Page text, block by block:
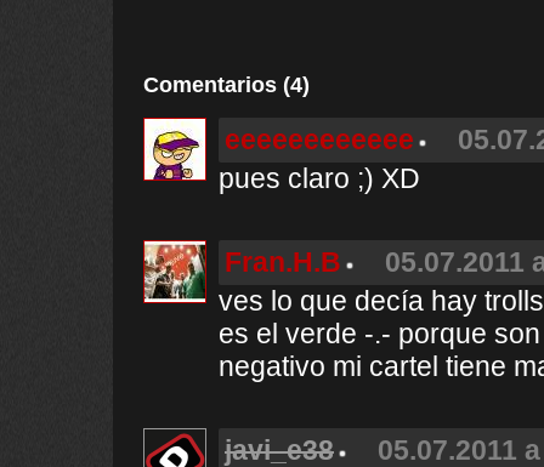
Comentarios (4)
eeeeeeeeeeee
pues claro ;) XD
Fran.H.B
05.07.2011
ves lo que decía hay
es el verde -.- porque
negativo mi cartel tiene
javi_e38
05.07.2011